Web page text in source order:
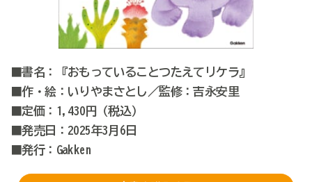
■書名：『おもっていることつたえてリケラ』
■作・絵：いりやまさとし／監修：吉永安里
■定価：1,430円（税込）
■発売日：2025年3月6日
■発行：Gakken